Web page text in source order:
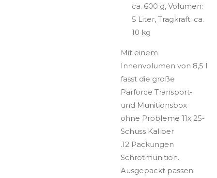
ca. 600 g, Volumen:
5 Liter, Tragkraft: ca.
10 kg
Mit einem
Innenvolumen von 8,5 l
fasst die große
Parforce Transport-
und Munitionsbox
ohne Probleme 11x 25-
Schuss Kaliber
.12 Packungen
Schrotmunition.
Ausgepackt passen